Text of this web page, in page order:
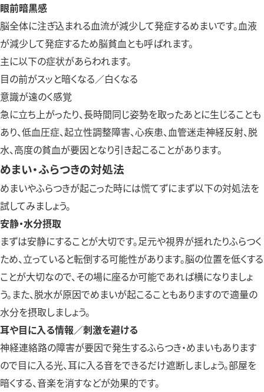
眼前暗黒感
脳全体に注ぎ込まれる血流が減少して発症するめまいです。血液
が減少して発症するため脳貧血とも呼ばれます。
主に以下の症状があらわれます。
目の前がスッと暗くなる／白くなる
意識が遠のく感覚
急に立ち上がったり、長時間同じ姿勢を取ったあとに生じることも
あり、低血圧症、起立性調整障害、心疾患、血管迷走神経反射、脱
水、高度の貧血が要因となり引き起こることがあります。
めまい・ふらつきの対処法
めまいやふらつきが起こった時には慌てずにまず以下の対処法を
試してみましょう。
安静・水分摂取
まずは安静にすることが大切です。足元や視界が揺れたりふらつく
ため、立っていると転倒する可能性があります。脳の位置を低くする
ことが大切なので、その場に座るか可能であれば横になりましょ
う。また、脱水が原因でめまいが起こることもありますので適量の
水分を摂取しましょう。
耳や目に入る情報／刺激を避ける
神経連絡路の障害が要因で発生するふらつき・めまいもあります
ので目に入る光、耳に入る音をできるだけ遮断しましょう。部屋を
暗くする、音楽を消すなどが効果的です。